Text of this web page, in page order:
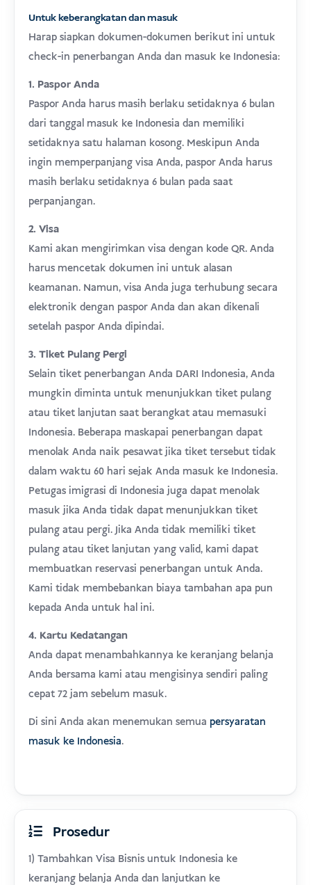
Untuk keberangkatan dan masuk
Harap siapkan dokumen-dokumen berikut ini untuk
check-in penerbangan Anda dan masuk ke Indonesia:
1. Paspor Anda
Paspor Anda harus masih berlaku setidaknya 6 bulan
dari tanggal masuk ke Indonesia dan memiliki
setidaknya satu halaman kosong. Meskipun Anda
ingin memperpanjang visa Anda, paspor Anda harus
masih berlaku setidaknya 6 bulan pada saat
perpanjangan.
2. Visa
Kami akan mengirimkan visa dengan kode QR. Anda
harus mencetak dokumen ini untuk alasan
keamanan. Namun, visa Anda juga terhubung secara
elektronik dengan paspor Anda dan akan dikenali
setelah paspor Anda dipindai.
3. Tiket Pulang Pergi
Selain tiket penerbangan Anda DARI Indonesia, Anda
mungkin diminta untuk menunjukkan tiket pulang
atau tiket lanjutan saat berangkat atau memasuki
Indonesia. Beberapa maskapai penerbangan dapat
menolak Anda naik pesawat jika tiket tersebut tidak
dalam waktu 60 hari sejak Anda masuk ke Indonesia.
Petugas imigrasi di Indonesia juga dapat menolak
masuk jika Anda tidak dapat menunjukkan tiket
pulang atau pergi. Jika Anda tidak memiliki tiket
pulang atau tiket lanjutan yang valid, kami dapat
membuatkan reservasi penerbangan untuk Anda.
Kami tidak membebankan biaya tambahan apa pun
kepada Anda untuk hal ini.
4. Kartu Kedatangan
Anda dapat menambahkannya ke keranjang belanja
Anda bersama kami atau mengisinya sendiri paling
cepat 72 jam sebelum masuk.
Di sini Anda akan menemukan semua persyaratan
masuk ke Indonesia.
Prosedur
1) Tambahkan Visa Bisnis untuk Indonesia ke
keranjang belanja Anda dan lanjutkan ke